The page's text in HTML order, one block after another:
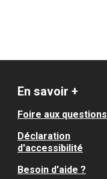
En savoir +
Foire aux questions
Déclaration
d'accessibilité
Besoin d'aide ?